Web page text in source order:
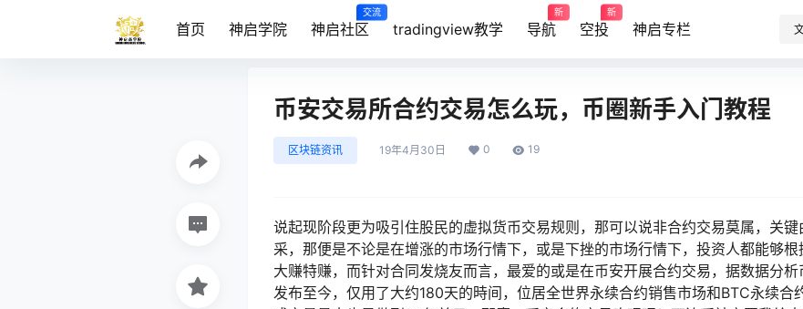
首页 神启学院 神启社区
交流
tradingview教学 导航
新
空投
新
神启专栏
币安交易所合约交易怎么玩，币圈新手入门教程
区块链资讯 19年4月30日 0 19
说起现阶段更为吸引住股民的虚拟货币交易规则，那可以说非合约交易莫属，关
采，那便是不论是在增涨的市场行情下，或是下挫的市场行情下，投资人都能够
大赚特赚，而针对合同发烧友而言，最爱的或是在币安开展合约交易，据数据分
发布至今，仅用了大约180天的時间，位居全世界永续合约销售市场和BTC永续合